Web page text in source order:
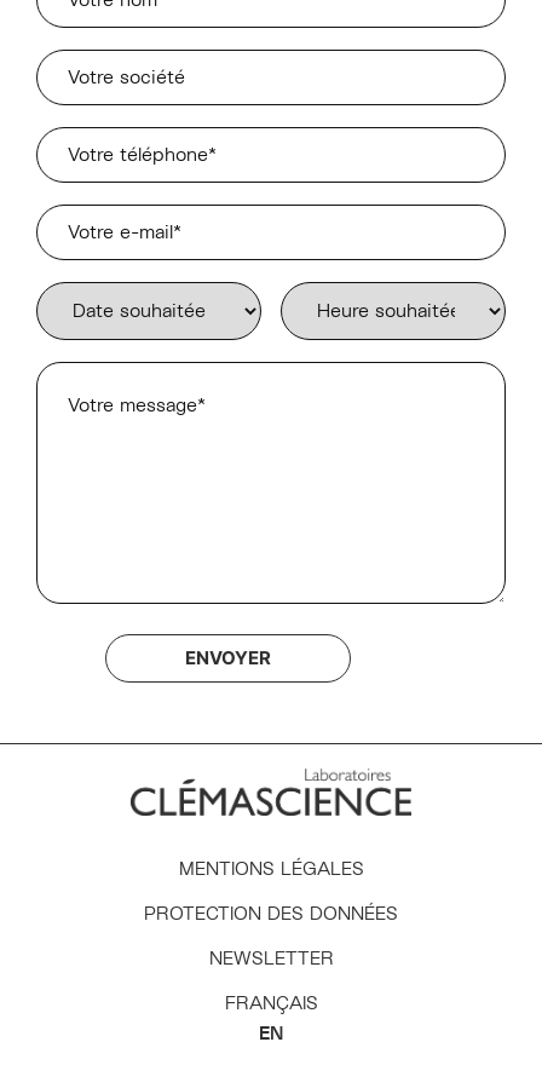
MENTIONS LÉGALES
PROTECTION DES DONNÉES
NEWSLETTER
FRANÇAIS
ENGLISH